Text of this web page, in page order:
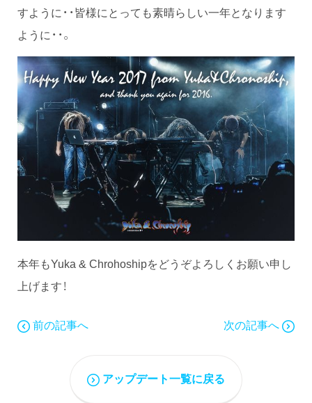
すように・・皆様にとっても素晴らしい一年となります
ように・・。
本年もYuka & Chrohoshipをどうぞよろしくお願い申し
上げます！
前の記事へ 次の記事へ
アップデート一覧に戻る